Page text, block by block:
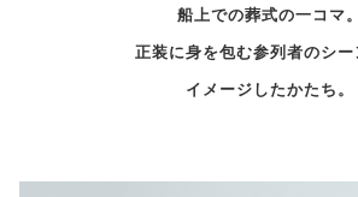
船上での葬式の一コマ。
正装に身を包む参列者のシー
イメージしたかたち。